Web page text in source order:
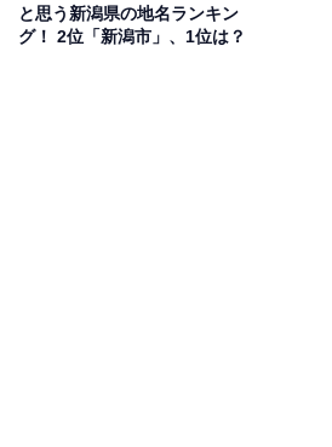
と思う新潟県の地名ランキン
グ！ 2位「新潟市」、1位は？